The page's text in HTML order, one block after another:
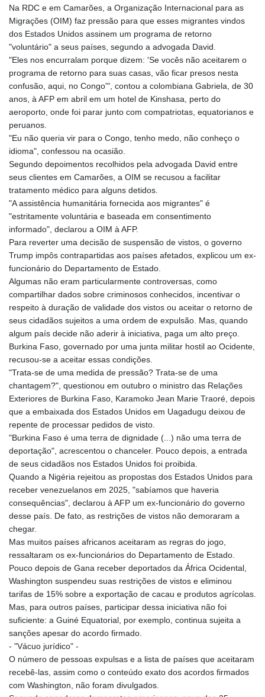
CHF 0.934643
CLF 0.02673
CLP 1055.440971
CNY 7.777463
CNH 7.774433
COP 3641.932253
CRC 525.197761
CUC 1.152379
CUP 30.538041
CZK 24.256194
DKK 7.475499
DOP 67.275332
DZD 153.346558
EGP 57.370946
ERN 17.285684
ETB 186.347968
FJD 2.551309
FKP 0.856496
GBP 0.85733
GEL 3.013436
GGP 0.856496
GHS 13.570757
GIP 0.856496
GMD 85.276242
GNF 10139.201975
GTQ 8.809317
GYD 241.539903
HKD 9.040442
HNL 30.944652
HRK 7.534482
HTG 150.95029
HUF 366.519917
IDR 20604.535143
ILS 3.465739
IMP 0.856496
INR 109.762882
IQD 1512.462949
IRR
ISK 142.411184
JEP 0.856496
JMD 183.008911
JOD 0.81702
JPY 182.503455
KES 149.119782
KGS 100.775889
KHR 4683.930475
KRW 1633.531568
KWD 0.356065
KYD 0.962162
Na RDC e em Camarões, a Organização Internacional para as
Migrações (OIM) faz pressão para que esses migrantes vindos
dos Estados Unidos assinem um programa de retorno
"voluntário" a seus países, segundo a advogada David.
"Eles nos encurralam porque dizem: 'Se vocês não aceitarem o
programa de retorno para suas casas, vão ficar presos nesta
confusão, aqui, no Congo'", contou a colombiana Gabriela, de 30
anos, à AFP em abril em um hotel de Kinshasa, perto do
aeroporto, onde foi parar junto com compatriotas, equatorianos e
peruanos.
"Eu não queria vir para o Congo, tenho medo, não conheço o
idioma", confessou na ocasião.
Segundo depoimentos recolhidos pela advogada David entre
seus clientes em Camarões, a OIM se recusou a facilitar
tratamento médico para alguns detidos.
"A assistência humanitária fornecida aos migrantes" é
"estritamente voluntária e baseada em consentimento
informado", declarou a OIM à AFP.
Para reverter uma decisão de suspensão de vistos, o governo
Trump impôs contrapartidas aos países afetados, explicou um ex-
funcionário do Departamento de Estado.
Algumas não eram particularmente controversas, como
compartilhar dados sobre criminosos conhecidos, incentivar o
respeito à duração de validade dos vistos ou aceitar o retorno de
seus cidadãos sujeitos a uma ordem de expulsão. Mas, quando
algum país decide não aderir à iniciativa, paga um alto preço.
Burkina Faso, governado por uma junta militar hostil ao Ocidente,
recusou-se a aceitar essas condições.
"Trata-se de uma medida de pressão? Trata-se de uma
chantagem?", questionou em outubro o ministro das Relações
Exteriores de Burkina Faso, Karamoko Jean Marie Traoré, depois
que a embaixada dos Estados Unidos em Uagadugu deixou de
repente de processar pedidos de visto.
"Burkina Faso é uma terra de dignidade (...) não uma terra de
deportação", acrescentou o chanceler. Pouco depois, a entrada
de seus cidadãos nos Estados Unidos foi proibida.
Quando a Nigéria rejeitou as propostas dos Estados Unidos para
receber venezuelanos em 2025, "sabíamos que haveria
consequências", declarou à AFP um ex-funcionário do governo
desse país. De fato, as restrições de vistos não demoraram a
chegar.
Mas muitos países africanos aceitaram as regras do jogo,
ressaltaram os ex-funcionários do Departamento de Estado.
Pouco depois de Gana receber deportados da África Ocidental,
Washington suspendeu suas restrições de vistos e eliminou
tarifas de 15% sobre a exportação de cacau e produtos agrícolas.
Mas, para outros países, participar dessa iniciativa não foi
suficiente: a Guiné Equatorial, por exemplo, continua sujeita a
sanções apesar do acordo firmado.
- "Vácuo jurídico" -
O número de pessoas expulsas e a lista de países que aceitaram
recebê-las, assim como o conteúdo exato dos acordos firmados
com Washington, não foram divulgados.